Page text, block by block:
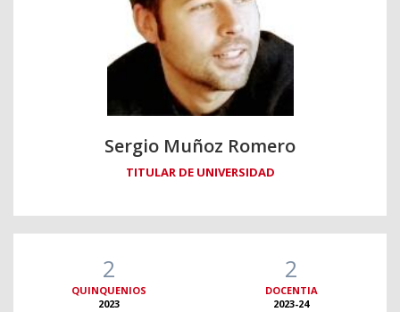
Sergio Muñoz Romero
TITULAR DE UNIVERSIDAD
2
QUINQUENIOS
2023
2
DOCENTIA
2023-24